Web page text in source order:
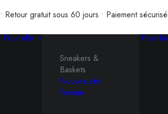
• Retour gratuit sous 60 jours • Paiement sécurisé
Pour elle
Sneakers &
Baskets
Nouveautés
Femme
Pour lui